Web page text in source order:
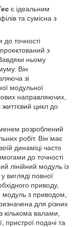
є ідеальним
та сумісна з
до точності
з
ньому
Він
зі
модульної
направляючих,
життєвий цикл до
розроблений
робіт. Він має
динаміці часто
до точності
лінійний модуль із
вигляді повної
приводу,
модуль з приводом,
для різних
кількома валами,
пристрої подачі та